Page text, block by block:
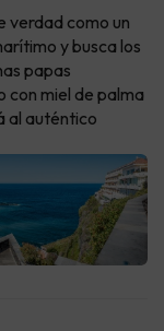
verdad como un
y busca los
papas
con miel de palma
al auténtico